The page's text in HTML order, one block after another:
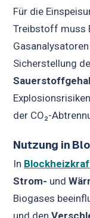
Für die
Treibstoff muss
Sicherstellung
der CO₂-
Nutzung in
In
Strom- und
Biogases
und den